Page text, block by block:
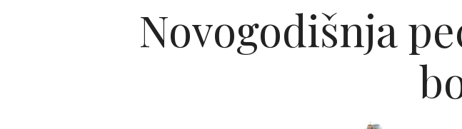
Novogodišnja